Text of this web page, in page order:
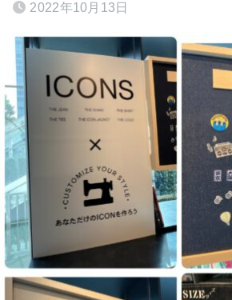
2022年10月13日